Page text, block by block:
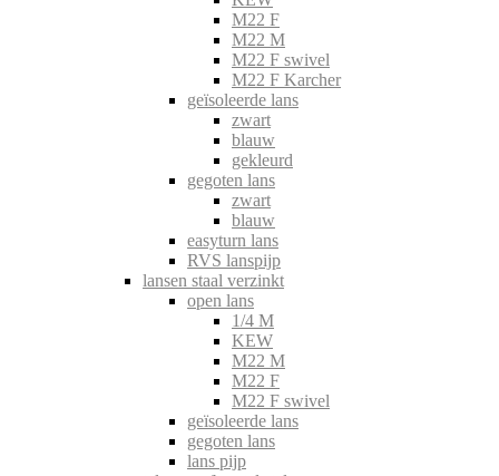
M22 F
M22 M
M22 F swivel
M22 F Karcher
geïsoleerde lans
zwart
blauw
gekleurd
gegoten lans
zwart
blauw
easyturn lans
RVS lanspijp
lansen staal verzinkt
open lans
1/4 M
KEW
M22 M
M22 F
M22 F swivel
geïsoleerde lans
gegoten lans
lans pijp